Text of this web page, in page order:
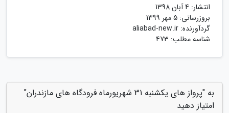
انتشار: 4 آبان 1398
بروزرسانی: 5 مهر 1399
گردآورنده: aliabad-new.ir
شناسه مطلب: 473
به "پرواز های یکشنبه 31 شهریورماه فرودگاه های مازندران"
امتیاز دهید